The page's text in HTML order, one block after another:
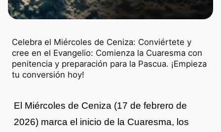
Celebra el Miércoles de Ceniza: Conviértete y
cree en el Evangelio: Comienza la Cuaresma con
penitencia y preparación para la Pascua. ¡Empieza
tu conversión hoy!
El Miércoles de Ceniza (17 de febrero de
2026) marca el inicio de la Cuaresma, los